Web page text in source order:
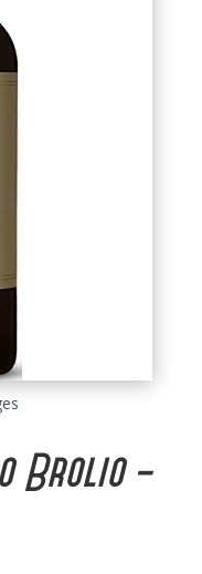
Brolio –